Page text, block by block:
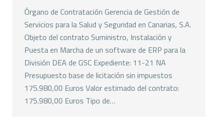
Órgano de Contratación Gerencia de Gestión de
Servicios para la Salud y Seguridad en Canarias, S.A.
Objeto del contrato Suministro, Instalación y
Puesta en Marcha de un software de ERP para la
División DEA de GSC Expediente: 11-21 NA
Presupuesto base de licitación sin impuestos
175.980,00 Euros Valor estimado del contrato:
175.980,00 Euros Tipo de…